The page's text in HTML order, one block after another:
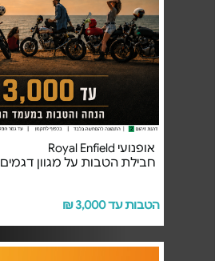
אופנועי Royal Enfield
חבילת הטבות על מגוון דגמים
הטבות עד 3,000 ₪